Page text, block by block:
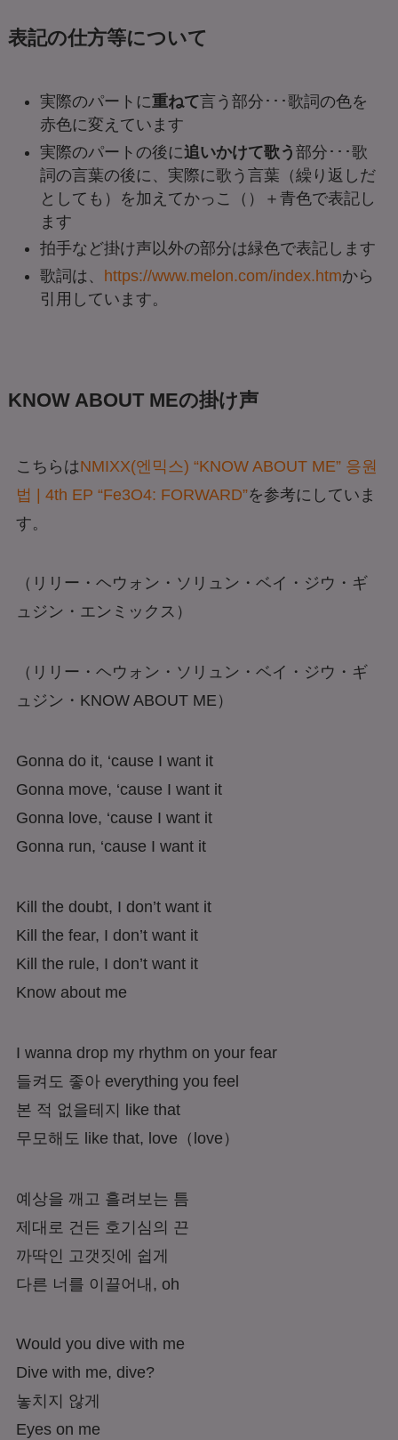
表記の仕方等について
実際のパートに重ねて言う部分･･･歌詞の色を
赤色に変えています
実際のパートの後に追いかけて歌う 部分･･･歌
詞の言葉の後に、実際に歌う言葉（繰り返しだ
としても）を加えてかっこ（）＋青色で表記し
ます
拍手など掛け声以外の部分は緑色で表記します
歌詞は、 https://www.melon.com/index.htmから
引用しています。
KNOW ABOUT MEの掛け声
こちらはNMIXX(엔믹스) “KNOW ABOUT ME” 응원
법 | 4th EP “Fe3O4: FORWARD”を参考にしていま
す。
（リリー・ヘウォン・ソリュン・ベイ・ジウ・ギ
ュジン・エンミックス ）
（リリー・ヘウォン・ソリュン・ベイ・ジウ・ギ
ュジン・KNOW ABOUT ME）
Gonna do it, ‘cause I want it
Gonna move, ‘cause I want it
Gonna love, ‘cause I want it
Gonna run, ‘cause I want it
Kill the doubt, I don’t want it
Kill the fear, I don’t want it
Kill the rule, I don’t want it
Know about me
I wanna drop my rhythm on your fear
들켜도 좋아 everything you feel
본 적 없을테지 like that
무모해도 like that, love （love）
예상을 깨고 흘려보는 틈
제대로 건든 호기심의 끈
까딱인 고갯짓에 쉽게
다른 너를 이끌어내, oh
Would you dive with me
Dive with me, dive?
놓치지 않게
Eyes on me